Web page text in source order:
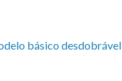
básico desdobrável